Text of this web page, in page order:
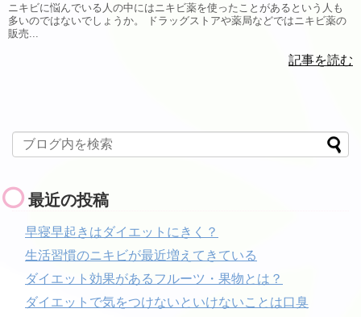
ニキビに悩んでいる人の中にはニキビ薬を使ったことがあるという人も
多いのではないでしょうか。 ドラッグストアや薬局などではニキビ薬の
販売...
記事を読む
最近の投稿
早寝早起きはダイエットにきく？
生活習慣のニキビが最近増えてきている
ダイエット効果があるフルーツ・果物とは？
ダイエットで気をつけないといけないことは口臭